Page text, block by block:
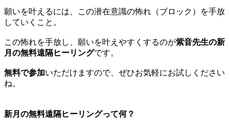
願いを叶えるには、この潜在意識の怖れ（ブロック）を手放
していくこと。
この怖れを手放し、願いを叶えやすくするのが紫音先生の新
月の無料遠隔ヒーリングです。
無料で参加いただけますので、ぜひお気軽にお試しください
ね。
新月の無料遠隔ヒーリングって何？